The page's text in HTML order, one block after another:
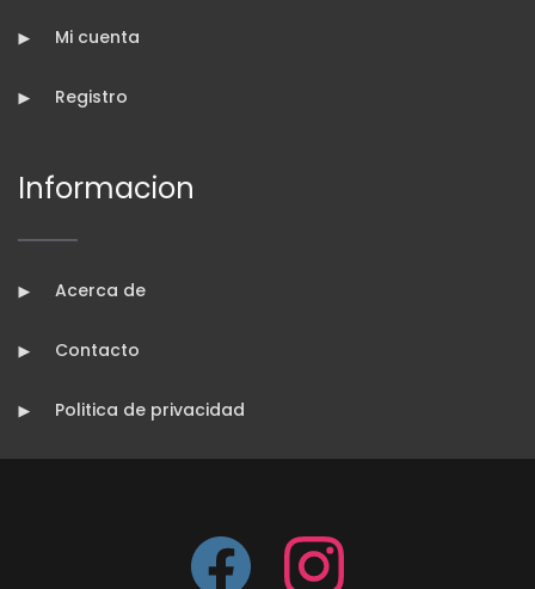
Mi cuenta
Registro
Informacion
Acerca de
Contacto
Politica de privacidad